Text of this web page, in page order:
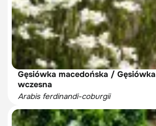
Gęsiówka macedońska / Gęsiówka
wczesna
Arabis ferdinandi-coburgii